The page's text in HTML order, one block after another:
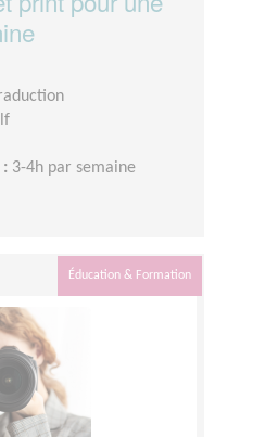
3-4h par semaine
Éducation & Formation